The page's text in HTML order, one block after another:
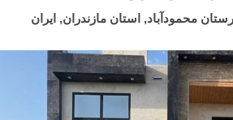
محمودآباد, استان مازندران, ایران